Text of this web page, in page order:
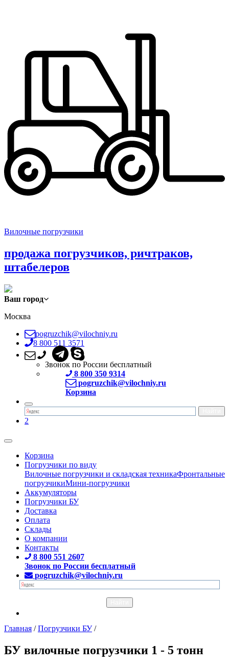
Вилочные погрузчики
продажа погрузчиков, ричтраков,
штабелеров
Ваш город
Москва
pogruzchik@vilochniy.ru
8 800 511 3571
Звонок по России бесплатный
8 800 350 9314
pogruzchik@vilochniy.ru
Корзина
2
Корзина
Погрузчики по виду
Вилочные погрузчики и складская техникаФронтальные
погрузчикиМини-погрузчики
Аккумуляторы
Погрузчики БУ
Доставка
Оплата
Склады
О компании
Контакты
8 800 551 2607
Звонок по России бесплатный
pogruzchik@vilochniy.ru
Главная /Погрузчики БУ/
БУ вилочные погрузчики 1 - 5 тонн